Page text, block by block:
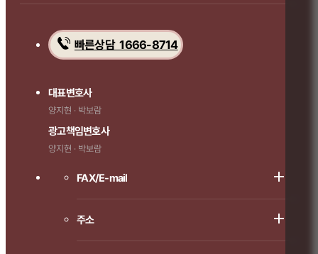
빠른상담 1666-8714
대표변호사
양지현 · 박보람
광고책임변호사
양지현 · 박보람
FAX/E-mail
주소